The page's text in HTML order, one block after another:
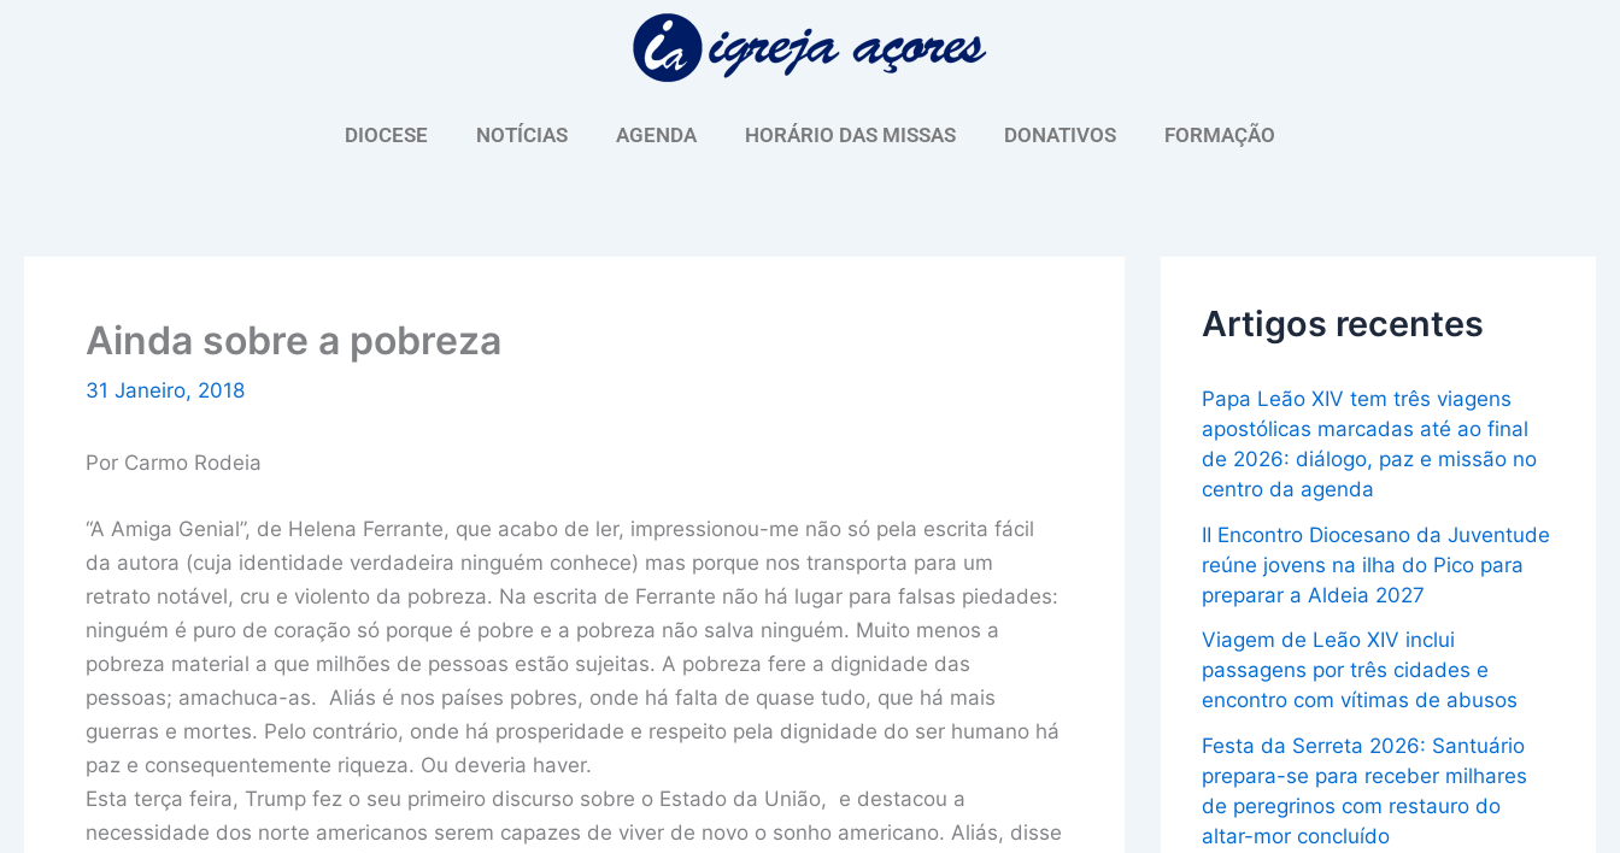
DIOCESE NOTÍCIAS AGENDA HORÁRIO DAS MISSAS DONATIVOS FORMAÇÃO
Ainda sobre a pobreza
31 Janeiro, 2018
Por Carmo Rodeia
“A Amiga Genial”, de Helena Ferrante, que acabo de ler, impressionou-me não só pela escrita fácil
da autora (cuja identidade verdadeira ninguém conhece) mas porque nos transporta para um
retrato notável, cru e violento da pobreza. Na escrita de Ferrante não há lugar para falsas piedades:
ninguém é puro de coração só porque é pobre e a pobreza não salva ninguém. Muito menos a
pobreza material a que milhões de pessoas estão sujeitas. A pobreza fere a dignidade das
pessoas; amachuca-as. Aliás é nos países pobres, onde há falta de quase tudo, que há mais
guerras e mortes. Pelo contrário, onde há prosperidade e respeito pela dignidade do ser humano há
paz e consequentemente riqueza. Ou deveria haver.
Esta terça feira, Trump fez o seu primeiro discurso sobre o Estado da União, e destacou a
necessidade dos norte americanos serem capazes de viver de novo o sonho americano. Aliás, disse
Artigos recentes
Papa Leão XIV tem três viagens
apostólicas marcadas até ao final
de 2026: diálogo, paz e missão no
centro da agenda
II Encontro Diocesano da Juventude
reúne jovens na ilha do Pico para
preparar a Aldeia 2027
Viagem de Leão XIV inclui
passagens por três cidades e
encontro com vítimas de abusos
Festa da Serreta 2026: Santuário
prepara-se para receber milhares
de peregrinos com restauro do
altar-mor concluído
u